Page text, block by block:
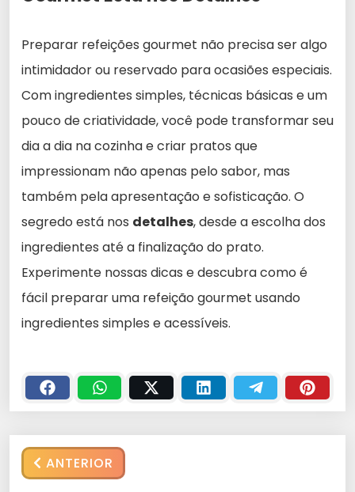
Preparar refeições gourmet não precisa ser algo
intimidador ou reservado para ocasiões especiais.
Com ingredientes simples, técnicas básicas e um
pouco de criatividade, você pode transformar seu
dia a dia na cozinha e criar pratos que
impressionam não apenas pelo sabor, mas
também pela apresentação e sofisticação. O
segredo está nos detalhes, desde a escolha dos
ingredientes até a finalização do prato.
Experimente nossas dicas e descubra como é
fácil preparar uma refeição gourmet usando
ingredientes simples e acessíveis.
ANTERIOR